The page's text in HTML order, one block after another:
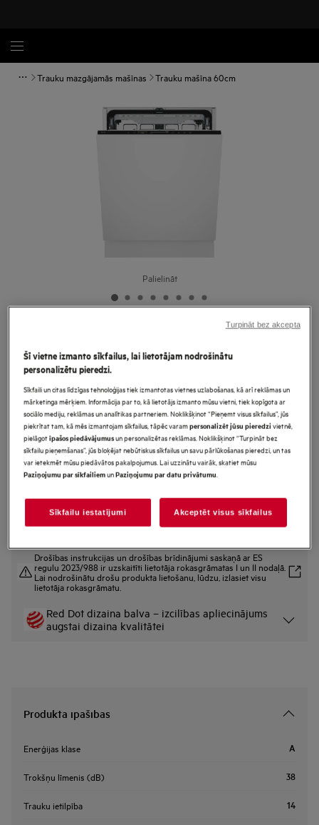
Trauku mazgājamās mašīnas Trauku mašīna 60cm
Palielināt
AirDry Tehnoloģija Trauku
mazgājamā mašīna pilnizmēra
(60cm)
Ražojuma informācijas lapa
Priekšrocības
Izcila tīrīšanas efektivitāte. Gudri risinājumi alus un vīna glāzēm.
“EasyFlex Pro”: daudzfunkcionāli grozi dažādiem trauku veidiem.
Drošības instrukcijas un drošības brīdinājumi saskaņā ar ES
regulu 2023/988 ir uzskaitīti lietotāja rokasgrāmatas I un II nodaļā.
Lai nodrošinātu drošu produkta lietošanu, lūdzu, izlasiet visu
lietotāja rokasgrāmatu.
Red Dot dizaina balva – izcilības apliecinājums
augstai dizaina kvalitātei
Produkta īpašības
Enerģijas klase A
Trokšņu līmenis (dB) 38
Trauku ietilpība 14
Šī vietne izmanto sīkfailus, lai lietotājam nodrošinātu
personalizētu pieredzi.
Sīkfaili un citas līdzīgas tehnoloģijas tiek izmantotas vietnes uzlabošanas, kā arī reklāmas un
mārketinga mērķiem. Informācija par to, kā lietotājs izmanto mūsu vietni, tiek kopīgota ar
sociālo mediju, reklāmas un analītikas partneriem. Noklikšķinot “Pieņemt visus sīkfailus”, jūs
piekrītat tam, kā mēs izmantojam sīkfailus, tāpēc varampersonalizēt jūsu pieredzivietnē,
pielāgotīpašos piedāvājumusun personalizētas reklāmas. Noklikšķinot “Turpināt bez
sīkfailu pieņemšanas”, jūs bloķējat nebūtiskus sīkfailus un savu pārlūkošanas pieredzi, un tas
var ietekmēt mūsu piedāvātos pakalpojumus. Lai uzzinātu vairāk, skatiet mūsu
Paziņojumu par sīkfailiemunPaziņojumu par datu privātumu.
Sīkfailu iestatījumi Akceptēt visus sīkfailus
Turpināt bez akcepta